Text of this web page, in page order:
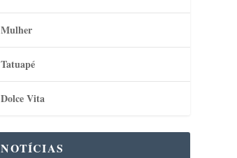
Mulher
Tatuapé
Dolce Vita
NOTÍCIAS